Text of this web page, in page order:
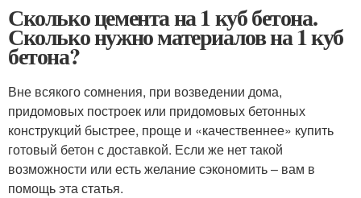
Сколько цемента на 1 куб бетона.
Сколько нужно материалов на 1 куб
бетона?
Вне всякого сомнения, при возведении дома,
придомовых построек или придомовых бетонных
конструкций быстрее, проще и «качественнее» купить
готовый бетон с доставкой. Если же нет такой
возможности или есть желание сэкономить – вам в
помощь эта статья.